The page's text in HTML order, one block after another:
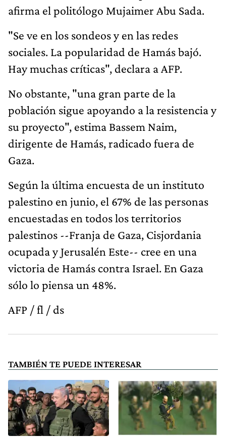
afirma el politólogo Mujaimer Abu Sada.
"Se ve en los sondeos y en las redes
sociales. La popularidad de Hamás bajó.
Hay muchas críticas", declara a AFP.
No obstante, "una gran parte de la
población sigue apoyando a la resistencia y
su proyecto", estima Bassem Naim,
dirigente de Hamás, radicado fuera de
Gaza.
Según la última encuesta de un instituto
palestino en junio, el 67% de las personas
encuestadas en todos los territorios
palestinos --Franja de Gaza, Cisjordania
ocupada y Jerusalén Este-- cree en una
victoria de Hamás contra Israel. En Gaza
sólo lo piensa un 48%.
AFP / fl / ds
TAMBIÉN TE PUEDE INTERESAR